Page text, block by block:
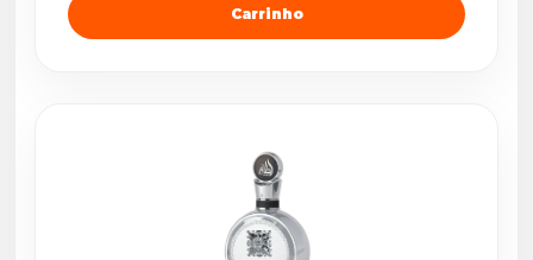
Carrinho